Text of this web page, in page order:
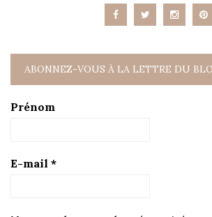
ABONNEZ-VOUS À LA LETTRE DU
Prénom
E-mail *